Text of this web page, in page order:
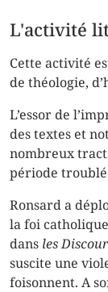
L'activité
Cette activité
de théologie,
L’essor de
des textes et
nombreux
période
Ronsard a
la foi
dans les
suscite une
foisonnent. A